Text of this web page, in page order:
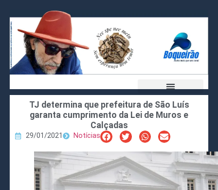
TJ determina que prefeitura de São Luís
garanta cumprimento da Lei de Muros e
Calçadas
29/01/2021 Notícias